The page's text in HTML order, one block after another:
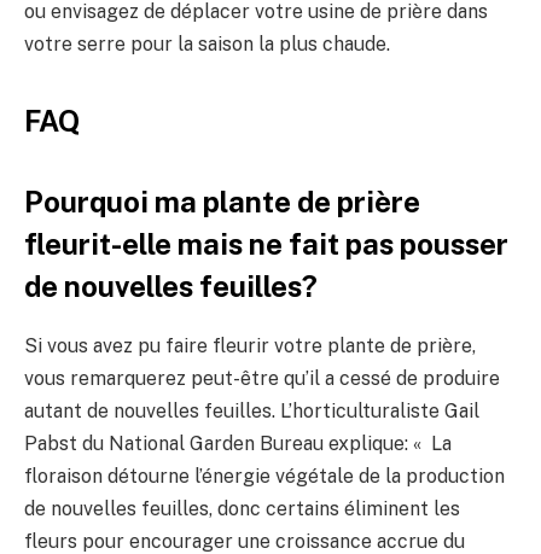
ou envisagez de déplacer votre usine de prière dans
votre serre pour la saison la plus chaude.
FAQ
Pourquoi ma plante de prière
fleurit-elle mais ne fait pas pousser
de nouvelles feuilles?
Si vous avez pu faire fleurir votre plante de prière,
vous remarquerez peut-être qu’il a cessé de produire
autant de nouvelles feuilles. L’horticulturaliste Gail
Pabst du National Garden Bureau explique: « La
floraison détourne l’énergie végétale de la production
de nouvelles feuilles, donc certains éliminent les
fleurs pour encourager une croissance accrue du